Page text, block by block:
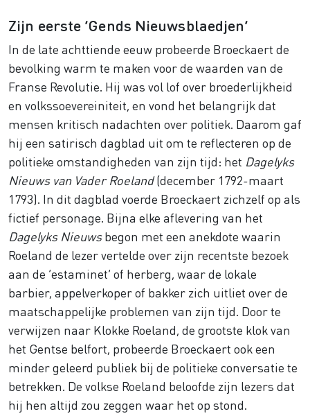
Zijn eerste ‘Gends Nieuwsblaedjen’
In de late achttiende eeuw probeerde Broeckaert de
bevolking warm te maken voor de waarden van de
Franse Revolutie. Hij was vol lof over broederlijkheid
en volkssoevereiniteit, en vond het belangrijk dat
mensen kritisch nadachten over politiek. Daarom gaf
hij een satirisch dagblad uit om te reflecteren op de
politieke omstandigheden van zijn tijd: het Dagelyks
Nieuws van Vader Roeland(december 1792-maart
1793). In dit dagblad voerde Broeckaert zichzelf op als
fictief personage. Bijna elke aflevering van het
Dagelyks Nieuwsbegon met een anekdote waarin
Roeland de lezer vertelde over zijn recentste bezoek
aan de ‘estaminet’ of herberg, waar de lokale
barbier, appelverkoper of bakker zich uitliet over de
maatschappelijke problemen van zijn tijd. Door te
verwijzen naar Klokke Roeland, de grootste klok van
het Gentse belfort, probeerde Broeckaert ook een
minder geleerd publiek bij de politieke conversatie te
betrekken. De volkse Roeland beloofde zijn lezers dat
hij hen altijd zou zeggen waar het op stond.